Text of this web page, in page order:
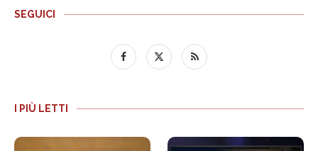
SEGUICI
I PIÙ LETTI